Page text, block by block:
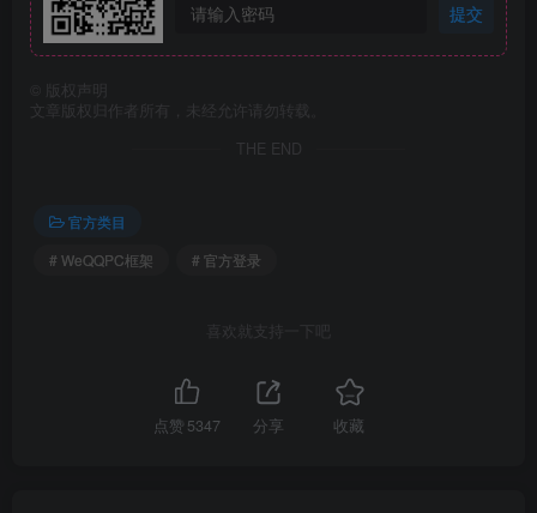
提交
版权声明
文章版权归作者所有，未经允许请勿转载。
THE END
官方类目
# WeQQPC框架
# 官方登录
喜欢就支持一下吧
点赞 5347 分享 收藏